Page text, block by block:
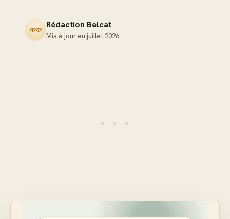
Rédaction Belcat
Mis à jour en juillet 2026